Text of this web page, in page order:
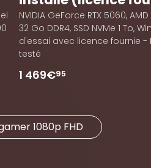
NVIDIA GeForce RTX 5060,
32 Go DDR4, SSD NVMe 1 To,
d'essai avec licence fournie -
testé
1 469€95
1080p FHD